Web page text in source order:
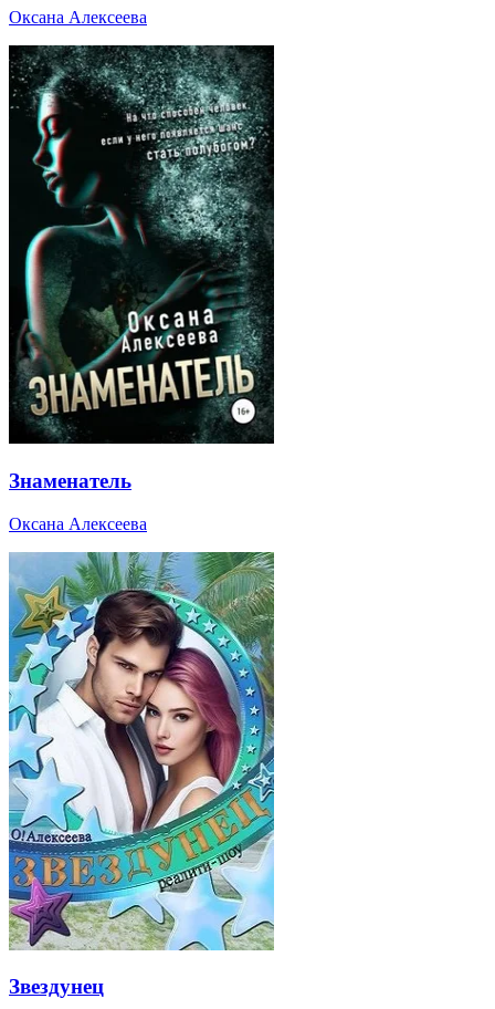
Оксана Алексеева
Знаменатель
Оксана Алексеева
Звездунец